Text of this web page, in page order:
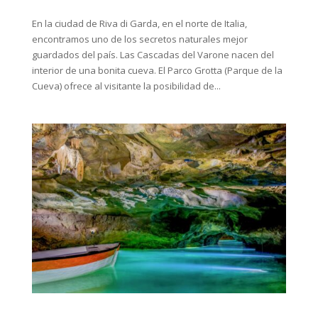
En la ciudad de Riva di Garda, en el norte de Italia,
encontramos uno de los secretos naturales mejor
guardados del país. Las Cascadas del Varone nacen del
interior de una bonita cueva. El Parco Grotta (Parque de la
Cueva) ofrece al visitante la posibilidad de...